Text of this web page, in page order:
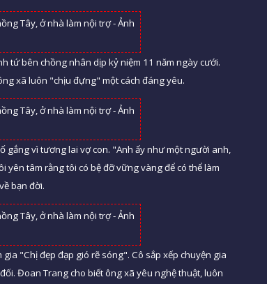
tứ bên chồng nhân dịp kỷ niệm 11 năm ngày cưới.
xã luôn "chịu đựng" một cách đáng yêu.
gắng vì tương lai vợ con. "Anh ấy như một người anh,
tâm rằng tôi có bệ đỡ vững vàng để có thể làm
bạn đời.
"Chị đẹp đạp gió rẽ sóng". Cô sắp xếp chuyện gia
Đoan Trang cho biết ông xã yêu nghệ thuật, luôn